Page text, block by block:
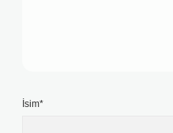
İsim*